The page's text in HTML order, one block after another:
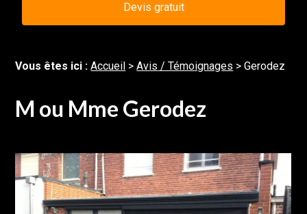
Devis gratuit
Vous êtes ici :Accueil >Avis / Témoignages >Gerodez
M ou Mme Gerodez